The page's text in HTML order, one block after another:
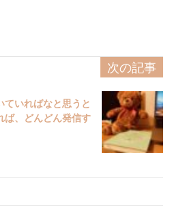
次の記事
ていればなと思うと
ば、どんどん発信す